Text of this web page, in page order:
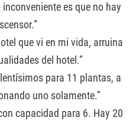
es que no hay
que vi en mi vida, arruina
del hotel.”
para 11 plantas, a
uno solamente.”
capacidad para 6. Hay 20